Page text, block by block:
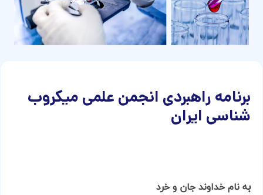
برنامه راهبردی انجمن علمی میکروب
شناسی ایران
به نام خداوند جان و خرد